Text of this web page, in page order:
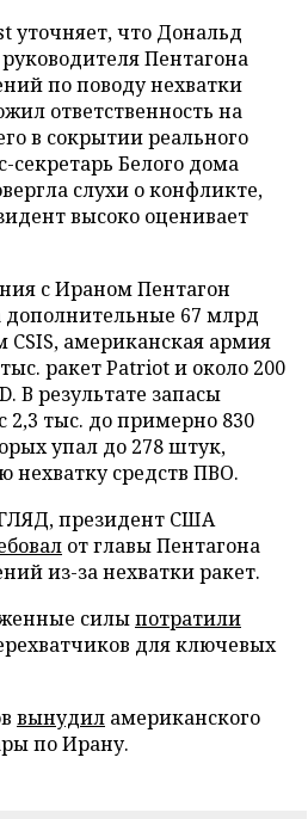
уточняет, что Дональд
Пентагона
по поводу нехватки
ответственность на
в сокрытии реального
секретарь Белого дома
слухи о конфликте,
высоко оценивает
с Ираном Пентагон
дополнительные 67 млрд
CSIS, американская армия
ракет Patriot и около 200
В результате запасы
2,3 тыс. до примерно 830
упал до 278 штук,
нехватку средств ПВО.
президент США
от главы Пентагона
из-за нехватки ракет.
силыпотратили
для ключевых
вынудил американского
по Ирану.